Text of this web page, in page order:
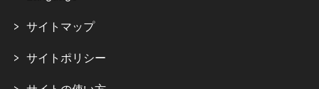
サイトマップ
サイトポリシー